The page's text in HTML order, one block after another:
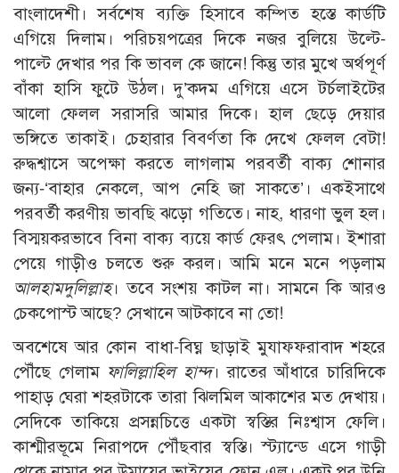
বাংলাদেশী। সর্বশেষ ব্যক্তি হিসাবে কম্পিত হস্তে কার্ডটি
এগিয়ে দিলাম। পরিচয়পত্রের দিকে নজর বুলিয়ে উল্টে-
পাল্টে দেখার পর কি ভাবল কে জানে! কিন্তু তার মুখে অর্থপূর্ণ
বাঁকা হাসি ফুটে উঠল। দু’কদম এগিয়ে এসে টর্চলাইটের
আলো ফেলল সরাসরি আমার দিকে। হাল ছেড়ে দেয়ার
ভঙ্গিতে তাকাই। চেহারার বিবর্ণতা কি দেখে ফেলল বেটা!
রুদ্ধশ্বাসে অপেক্ষা করতে লাগলাম পরবর্তী বাক্য শোনার
জন্য-‘বাহার নেকলে, আপ নেহি জা সাকতে’। একইসাথে
পরবর্তী করণীয় ভাবছি ঝড়ো গতিতে। নাহ, ধারণা ভুল হল।
বিস্ময়করভাবে বিনা বাক্য ব্যয়ে কার্ড ফেরৎ পেলাম। ইশারা
পেয়ে গাড়ীও চলতে শুরু করল। আমি মনে মনে পড়লাম
আলহামদুলিল্লাহ। তবে সংশয় কাটল না। সামনে কি আরও
চেকপোস্ট আছে? সেখানে আটকাবে না তো!
অবশেষে আর কোন বাধা-বিঘ্ন ছাড়াই মুযাফফরাবাদ শহরে
পৌঁছে গেলাম ফালিল্লাহিল হাম্দ। রাতের আঁধারে চারিদিকে
পাহাড় ঘেরা শহরটাকে তারা ঝিলমিল আকাশের মত দেখায়।
সেদিকে তাকিয়ে প্রসন্নচিত্তে একটা স্বস্তির নিঃশ্বাস ফেলি।
কাশ্মীরভূমে নিরাপদে পৌঁছবার স্বস্তি। স্ট্যান্ডে এসে গাড়ী